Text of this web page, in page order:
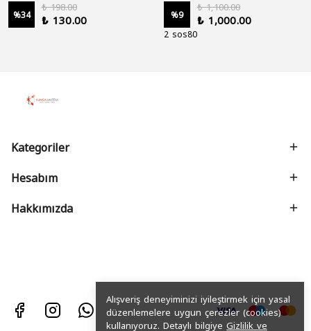
Alışveriş deneyiminizi iyileştirmek için yasal
düzenlemelere uygun çerezler (cookies)
kullanıyoruz. Detaylı bilgiye Gizlilik ve
%34
₺ 198.00
₺ 130.00 %9
₺ 1,100.00
₺ 1,000.00
2 sos80
Kategoriler
Hesabım
Hakkımızda